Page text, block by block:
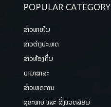
POPULAR CATEGORY
ຂ່າວພາຍ​ໃນ
ຂ່າວຕ່າງປະເທດ
ຂ່າວທ້ອງຖິ່ນ
ນານາສາລະ
ຂ່າວເຫດການ
ສຸຂະພາບ ແລະ ສີ່ງແວດລ້ອມ